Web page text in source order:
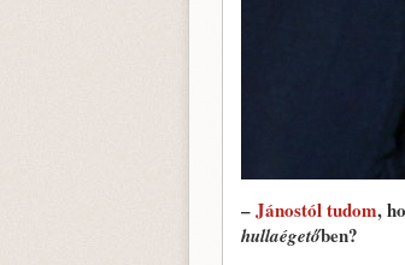
–Jánostól tudom,
hullaégetőben?